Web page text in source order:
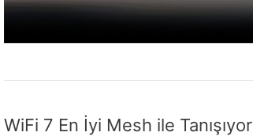
WiFi 7 En İyi Mesh ile Tanışıyor